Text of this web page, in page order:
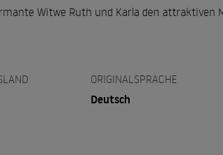
Witwe Ruth und Karla den attraktiven
ORIGINALSPRACHE
Deutsch